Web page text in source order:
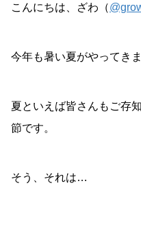
こんにちは、ざわ（
今年も暑い夏がやってきま
夏といえば皆さんもご存
節です。
そう、それは…